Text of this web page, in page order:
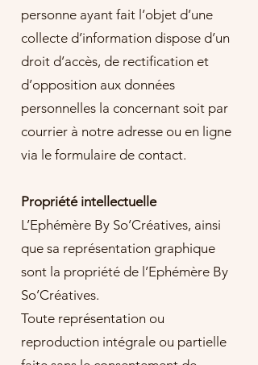
personne ayant fait l’objet d’une
collecte d’information dispose d’un
droit d’accès, de rectification et
d’opposition aux données
personnelles la concernant soit par
courrier à notre adresse ou en ligne
via le formulaire de contact.
Propriété intellectuelle
​L’Ephémère By So’Créatives, ainsi
que sa représentation graphique
sont la propriété de l’Ephémère By
So’Créatives.
​Toute représentation ou
reproduction intégrale ou partielle